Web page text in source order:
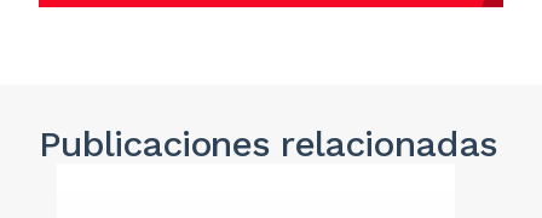
Publicaciones relacionadas